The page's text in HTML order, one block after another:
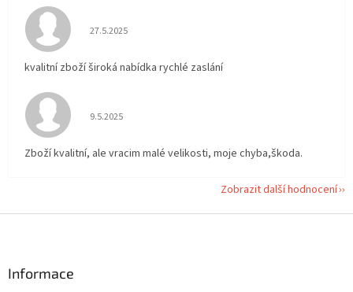
Hodnocení obchodu je 5 z 5 hvězdiček.
27.5.2025
kvalitní zboží široká nabídka rychlé zaslání
Hodnocení obchodu je 5 z 5 hvězdiček.
9.5.2025
Zboží kvalitní, ale vracim malé velikosti, moje chyba,škoda.
Zobrazit další hodnocení
Informace